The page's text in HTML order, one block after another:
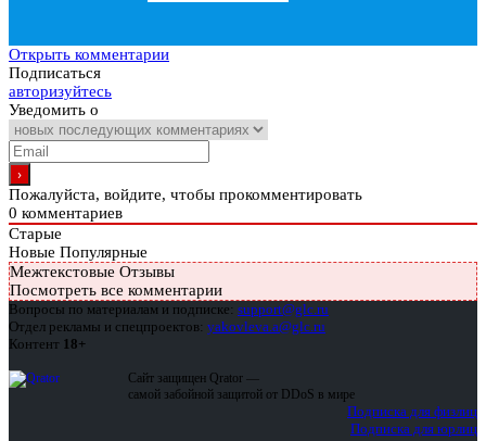
Открыть комментарии
Подписаться
авторизуйтесь
Уведомить о
Пожалуйста, войдите, чтобы прокомментировать
0 комментариев
Старые
Новые Популярные
Межтекстовые Отзывы
Посмотреть все комментарии
Вопросы по материалам и подписке: support@glc.ru
Отдел рекламы и спецпроектов: yakovleva.a@glc.ru
Контент 18+
Сайт защищен Qrator —
самой забойной защитой от DDoS в мире
Подписка для физлиц
Подписка для юрлиц